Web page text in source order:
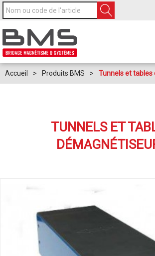
Accueil > Produits BMS > Tunnels et
TUNNELS ET